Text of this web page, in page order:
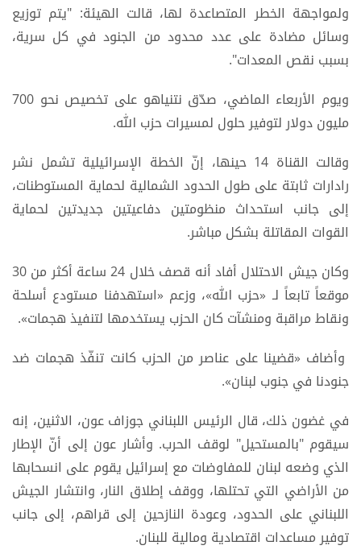
ولمواجهة الخطر المتصاعدة لها، قالت الهيئة: "يتم توزيع
وسائل مضادة على عدد محدود من الجنود في كل سرية،
بسبب نقص المعدات".
ويوم الأربعاء الماضي، صدّق نتنياهو على تخصيص نحو 700
مليون دولار لتوفير حلول لمسيرات حزب الله.
وقالت القناة 14 حينها، إنّ الخطة الإسرائيلية تشمل نشر
رادارات ثابتة على طول الحدود الشمالية لحماية المستوطنات،
إلى جانب استحداث منظومتين دفاعيتين جديدتين لحماية
القوات المقاتلة بشكل مباشر.
وكان جيش الاحتلال أفاد أنه قصف خلال 24 ساعة أكثر من 30
موقعاً تابعاً لـ «حزب الله»، وزعم «استهدفنا مستودع أسلحة
ونقاط مراقبة ومنشآت كان الحزب يستخدمها لتنفيذ هجمات».
وأضاف «قضينا على عناصر من الحزب كانت تنفّذ هجمات ضد
جنودنا في جنوب لبنان».
في غضون ذلك، قال الرئيس اللبناني جوزاف عون، الاثنين، إنه
سيقوم "بالمستحيل" لوقف الحرب. وأشار عون إلى أنّ الإطار
الذي وضعه لبنان للمفاوضات مع إسرائيل يقوم على انسحابها
من الأراضي التي تحتلها، ووقف إطلاق النار، وانتشار الجيش
اللبناني على الحدود، وعودة النازحين إلى قراهم، إلى جانب
توفير مساعدات اقتصادية ومالية للبنان.